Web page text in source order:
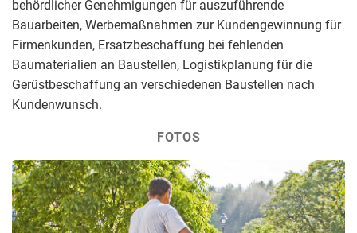
behördlicher Genehmigungen für auszuführende
Bauarbeiten, Werbemaßnahmen zur Kundengewinnung für
Firmenkunden, Ersatzbeschaffung bei fehlenden
Baumaterialien an Baustellen, Logistikplanung für die
Gerüstbeschaffung an verschiedenen Baustellen nach
Kundenwunsch.
FOTOS